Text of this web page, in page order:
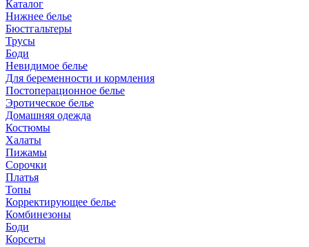
Каталог
Нижнее белье
Бюстгальтеры
Трусы
Боди
Невидимое белье
Для беременности и кормления
Постоперационное белье
Эротическое белье
Домашняя одежда
Костюмы
Халаты
Пижамы
Сорочки
Платья
Топы
Корректирующее белье
Комбинезоны
Боди
Корсеты